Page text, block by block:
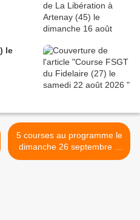
le
5 courses au programme le
dimanche 26 septembre à
Beaumont sur Sarthe (72) >